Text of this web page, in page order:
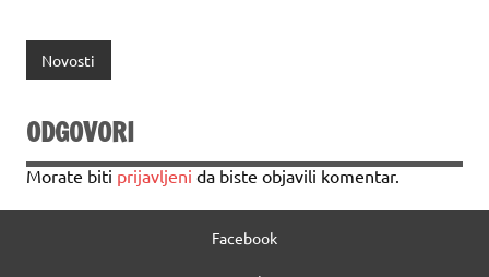
Novosti
ODGOVORI
Morate biti prijavljeni da biste objavili komentar.
Facebook